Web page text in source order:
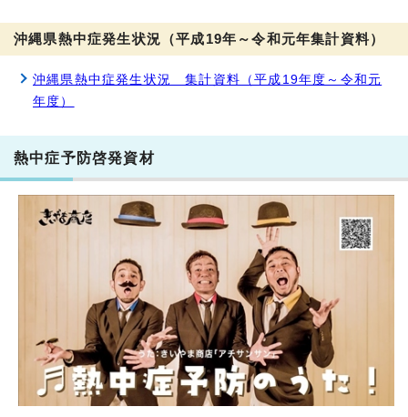
沖縄県熱中症発生状況（平成19年～令和元年集計資料）
沖縄県熱中症発生状況 集計資料（平成19年度～令和元
年度）
熱中症予防啓発資材